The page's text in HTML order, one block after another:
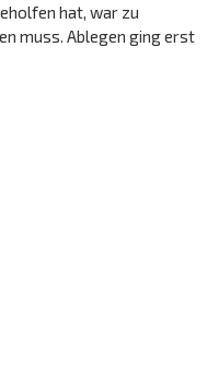
hat, war zu
muss. Ablegen ging erst